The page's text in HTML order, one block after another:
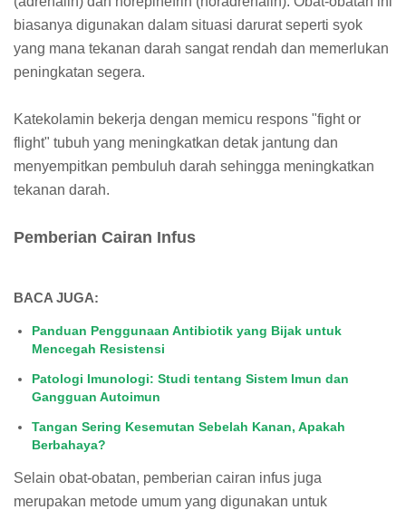
biasanya digunakan dalam situasi darurat seperti syok
yang mana tekanan darah sangat rendah dan memerlukan
peningkatan segera.
Katekolamin bekerja dengan memicu respons "fight or
flight" tubuh yang meningkatkan detak jantung dan
menyempitkan pembuluh darah sehingga meningkatkan
tekanan darah.
Pemberian Cairan Infus
BACA JUGA:
Panduan Penggunaan Antibiotik yang Bijak untuk
Mencegah Resistensi
Patologi Imunologi: Studi tentang Sistem Imun dan
Gangguan Autoimun
Tangan Sering Kesemutan Sebelah Kanan, Apakah
Berbahaya?
Selain obat-obatan, pemberian cairan infus juga
merupakan metode umum yang digunakan untuk